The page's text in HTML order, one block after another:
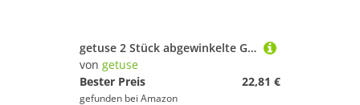
getuse 2 Stück abgewinkelte Griffbefestigung für Klimmzugstange, Widerstandsbänder, Kabelmaschine und Langhanteln, 8,6 cm rutschfeste Fitnessgriffe
von getuse
Bester Preis
22,81 €
gefunden bei Amazon